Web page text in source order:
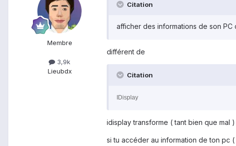
Membre
3,9k
Lieubdx
Citation
afficher des informations de son PC
différent de
Citation
IDisplay
idisplay transforme ( tant bien que mal
si tu accéder au information de ton pc